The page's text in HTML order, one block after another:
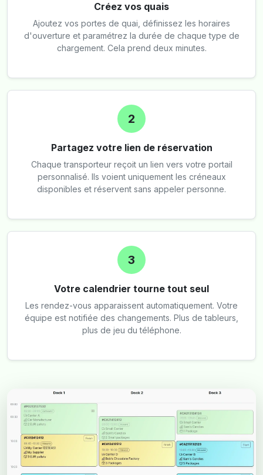
Créez vos quais
Ajoutez vos portes de quai, définissez les horaires
d'ouverture et paramétrez la durée de chaque type de
chargement. Cela prend deux minutes.
2
Partagez votre lien de réservation
Chaque transporteur reçoit un lien vers votre portail
personnalisé. Ils voient uniquement les créneaux
disponibles et réservent sans appeler personne.
3
Votre calendrier tourne tout seul
Les rendez-vous apparaissent automatiquement. Votre
équipe est notifiée des changements. Plus de tableurs,
plus de jeu du téléphone.